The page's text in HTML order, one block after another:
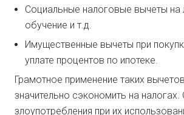
Социальные налоговые вычеты на
обучение и т.д.
Имущественные вычеты при
уплате процентов по ипотеке.
Грамотное применение таких
значительно сэкономить на налогах.
злоупотребления при их